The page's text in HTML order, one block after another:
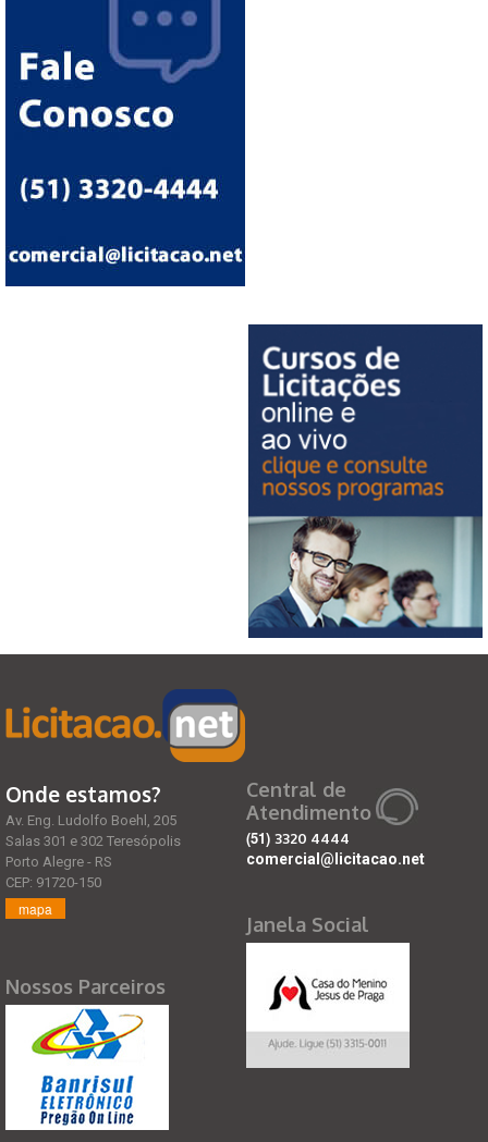
Onde estamos?
Av. Eng. Ludolfo Boehl, 205
Salas 301 e 302 Teresópolis
Porto Alegre - RS
CEP: 91720-150
mapa
Nossos Parceiros
Central de
Atendimento
(51) 3320 4444
comercial@licitacao.net
Janela Social